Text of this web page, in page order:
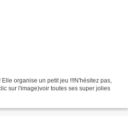
organise un petit jeu !!!N'hésitez pas,
sur l'image)voir toutes ses super jolies